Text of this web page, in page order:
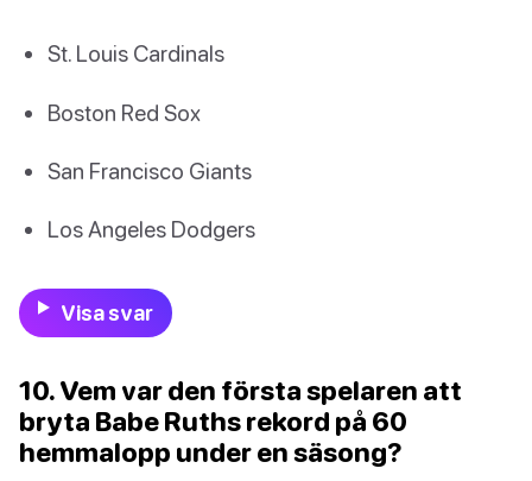
St. Louis Cardinals
Boston Red Sox
San Francisco Giants
Los Angeles Dodgers
Visa svar
10. Vem var den första spelaren att
bryta Babe Ruths rekord på 60
hemmalopp under en säsong?